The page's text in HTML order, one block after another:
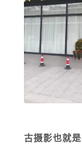
古摄影也就